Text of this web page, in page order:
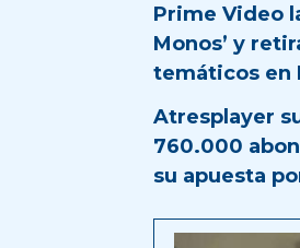
Prime Video
Monos’ y
temáticos en
Atresplayer
760.000
su apuesta